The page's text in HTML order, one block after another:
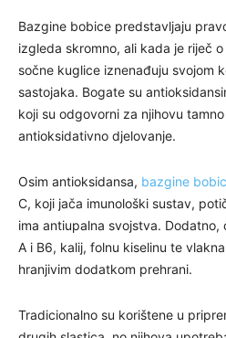
Bazgine bobice predstavljaju
izgleda skromno, ali kada je riječ
sočne kuglice iznenađuju svojom
sastojaka. Bogate su
koji su odgovorni za njihovu
antioksidativno djelovanje.
Osim antioksidansa, bazgine
C, koji jača imunološki sustav,
ima antiupalna svojstva.
A i B6, kalij, folnu kiselinu te
hranjivim dodatkom prehrani.
Tradicionalno su korištene u